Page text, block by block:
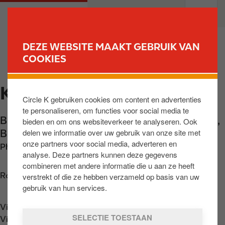
DEZE WEBSITE MAAKT GEBRUIK VAN
COOKIES
Circle K gebruiken cookies om content en advertenties
te personaliseren, om functies voor social media te
bieden en om ons websiteverkeer te analyseren. Ook
delen we informatie over uw gebruik van onze site met
onze partners voor social media, adverteren en
analyse. Deze partners kunnen deze gegevens
combineren met andere informatie die u aan ze heeft
verstrekt of die ze hebben verzameld op basis van uw
gebruik van hun services.
SELECTIE TOESTAAN
a
n
e
n
n
a
r
i
n
M
v
KALMTHOUT
Brasschaatsestwg 264,Kalmthout,BE-2920 ,
BE
Phone: +3236669898
Routebeschrijving opvragen
Vind ons op
Vind ons op
Google Play